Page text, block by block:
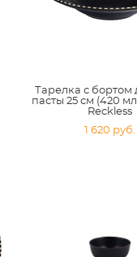
Тарелка с бортом
пасты 25 см (420
Reckless
1 620 pуб.